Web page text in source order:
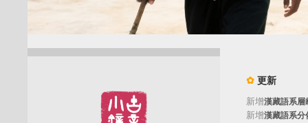
✿ 更新
新增漢藏語系層
新增漢藏語系分